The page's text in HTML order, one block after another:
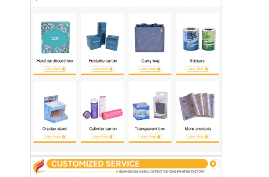
Borsa d'imballaggio della maschera facciale
Stampa di opuscoli su misura
Pacchetto rosso personalizzato